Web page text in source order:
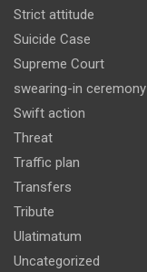
Strict attitude
Suicide Case
Supreme Court
swearing-in ceremony
Swift action
Threat
Traffic plan
Transfers
Tribute
Ulatimatum
Uncategorized